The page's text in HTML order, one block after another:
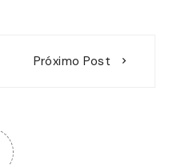
Próximo Post